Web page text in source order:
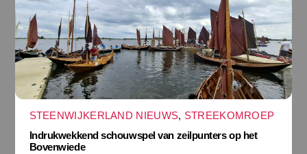
STEENWIJKERLAND NIEUWS, STREEKOMROEP
Indrukwekkend schouwspel van zeilpunters op het
Bovenwiede